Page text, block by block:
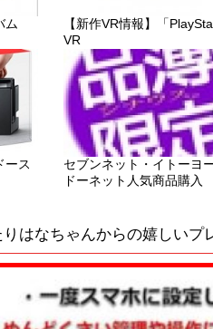
ム
【新作VR情報】「
VR
ース
セブンネット・イトーヨ
ドーネット人気商品購入
はなちゃんからの嬉しいプ